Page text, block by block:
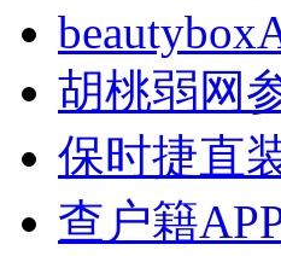
胡桃弱网
保时捷直
查户籍